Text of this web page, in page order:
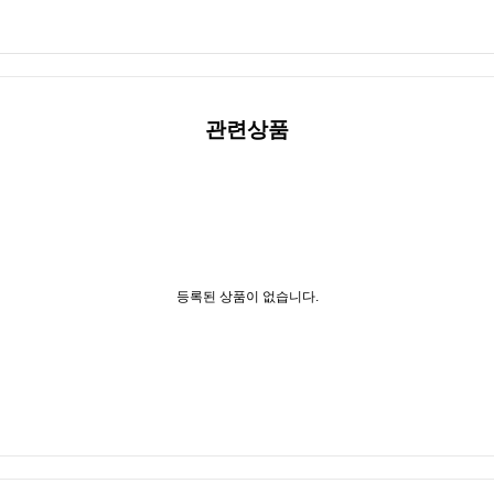
관련상품
등록된 상품이 없습니다.